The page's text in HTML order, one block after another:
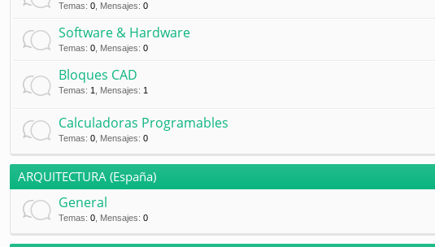
Temas: 0 Mensajes: 0
Software & Hardware
Temas: 0 Mensajes: 0
Bloques CAD
Temas: 1 Mensajes: 1
Calculadoras Programables
Temas: 0 Mensajes: 0
ARQUITECTURA (España)
General
Temas: 0 Mensajes: 0